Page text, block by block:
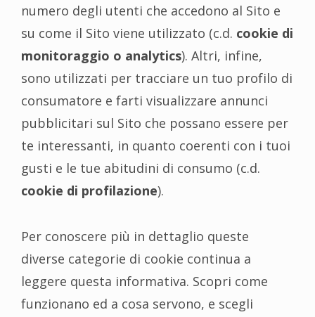
numero degli utenti che accedono al Sito e
su come il Sito viene utilizzato (c.d. cookie di
monitoraggio o analytics). Altri, infine,
sono utilizzati per tracciare un tuo profilo di
consumatore e farti visualizzare annunci
pubblicitari sul Sito che possano essere per
te interessanti, in quanto coerenti con i tuoi
gusti e le tue abitudini di consumo (c.d.
cookie di profilazione).
Per conoscere più in dettaglio queste
diverse categorie di cookie continua a
leggere questa informativa. Scopri come
funzionano ed a cosa servono, e scegli